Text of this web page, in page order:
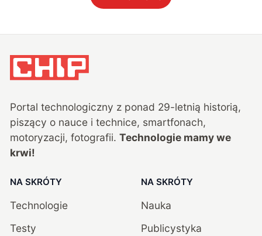
Portal technologiczny z ponad 29-letnią historią,
piszący o nauce i technice, smartfonach,
motoryzacji, fotografii. Technologie mamy we
krwi!
NA SKRÓTY
Technologie
Testy
NA SKRÓTY
Nauka
Publicystyka